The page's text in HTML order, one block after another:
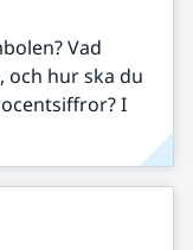
Vad
och hur ska du
I